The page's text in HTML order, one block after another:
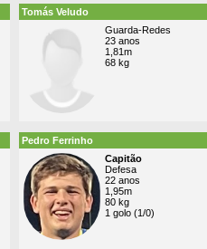
Tomás Veludo
Guarda-Redes
23 anos
1,81m
68 kg
Pedro Ferrinho
Capitão
Defesa
22 anos
1,95m
80 kg
1 golo (1/0)